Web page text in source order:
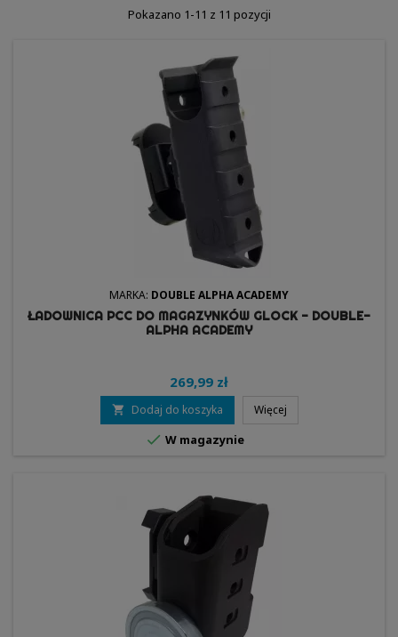
Pokazano 1-11 z 11 pozycji
MARKA: DOUBLE ALPHA ACADEMY
ŁADOWNICA PCC DO MAGAZYNKÓW GLOCK - DOUBLE-
ALPHA ACADEMY
269,99 zł
 Dodaj do koszyka Więcej
 W magazynie